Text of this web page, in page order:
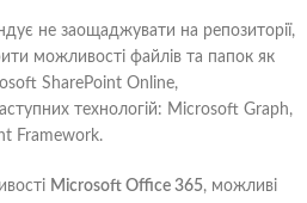
не заощаджувати на репозиторії,
можливості файлів та папок як
SharePoint Online,
технологій: Microsoft Graph,
Framework.
Microsoft Office 365, можливі